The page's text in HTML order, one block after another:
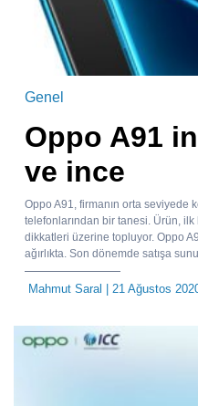
Genel
Oppo A91
ve ince
Oppo A91, firmanın orta seviyede
telefonlarından bir tanesi. Ürün, ilk
dikkatleri üzerine topluyor. Oppo
ağırlıkta. Son dönemde satışa
Mahmut Saral | 21 Ağustos